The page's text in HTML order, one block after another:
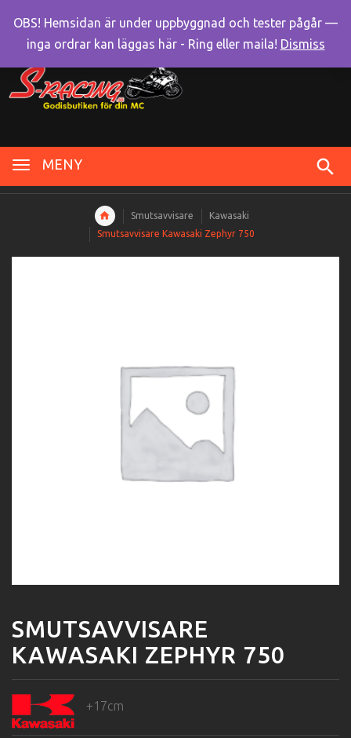
MENY
Smutsavvisare
Kawasaki
Smutsavvisare Kawasaki Zephyr 750
SMUTSAVVISARE
KAWASAKI ZEPHYR 750
+17cm
OBS! Hemsidan är under uppbyggnad och tester pågår —
inga ordrar kan läggas här - Ring eller maila! Dismiss